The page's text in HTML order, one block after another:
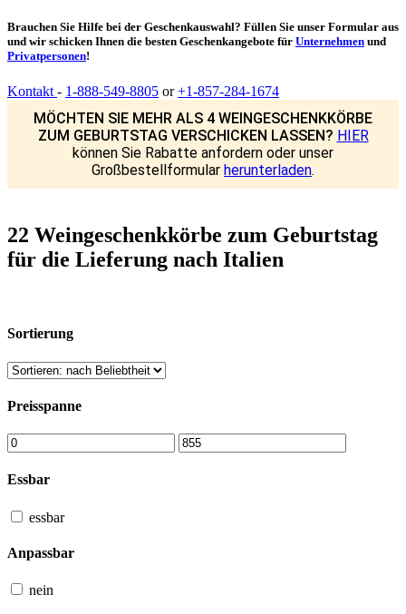
Brauchen Sie Hilfe bei der Geschenkauswahl? Füllen Sie unser Formular aus
und wir schicken Ihnen die besten Geschenkangebote für Unternehmen und
Privatpersonen!
Kontakt - 1-888-549-8805 or+1-857-284-1674
MÖCHTEN SIE MEHR ALS 4 WEINGESCHENKKÖRBE
ZUM GEBURTSTAG VERSCHICKEN LASSEN? HIER
können Sie Rabatte anfordern oder unser
Großbestellformular herunterladen.
22 Weingeschenkkörbe zum Geburtstag
für die Lieferung nach Italien
Sortierung
Preisspanne
Essbar
essbar
Anpassbar
nein